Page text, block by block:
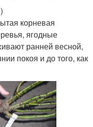
корневая
ягодные
ранней весной,
покоя и до того, как